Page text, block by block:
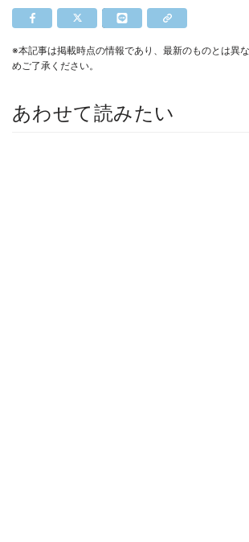
※本記事は掲載時点の情報であり、最新のものとは異
めご了承ください。
あわせて読みたい